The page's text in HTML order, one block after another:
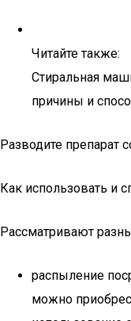
Читайте также:
Стиральная
причины и
Разводите препарат
Как использовать и
Рассматривают
распыление
можно